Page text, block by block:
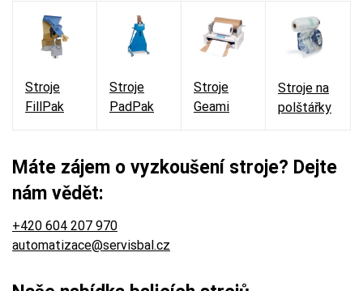
Stroje
FillPak
Stroje
PadPak
Stroje
Geami
Stroje na
polštářky
Máte zájem o vyzkoušení stroje? Dejte
nám vědět:
+420 604 207 970
automatizace@servisbal.cz